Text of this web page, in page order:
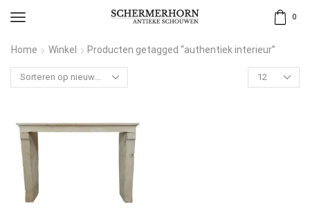
0
Home Winkel Producten getagged “authentiek interieur”